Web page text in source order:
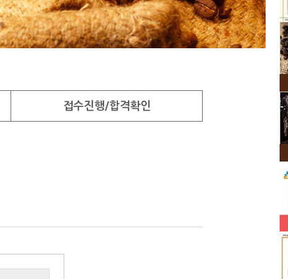
접수진행/합격확인